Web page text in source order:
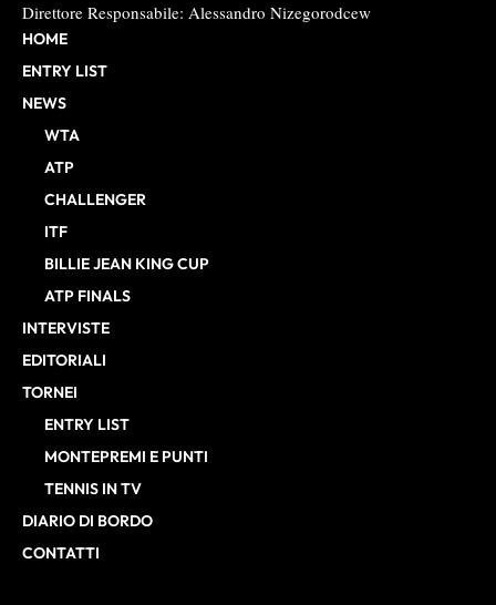
Direttore Responsabile: Alessandro Nizegorodcew
HOME
ENTRY LIST
NEWS
WTA
ATP
CHALLENGER
ITF
BILLIE JEAN KING CUP
ATP FINALS
INTERVISTE
EDITORIALI
TORNEI
ENTRY LIST
MONTEPREMI E PUNTI
TENNIS IN TV
DIARIO DI BORDO
CONTATTI